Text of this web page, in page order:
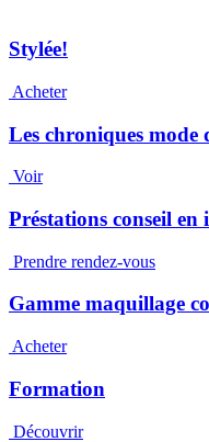
Stylée!
Acheter
Les chroniques mode
Voir
Préstations conseil en
Prendre rendez-vous
Gamme maquillage
Acheter
Formation
Découvrir